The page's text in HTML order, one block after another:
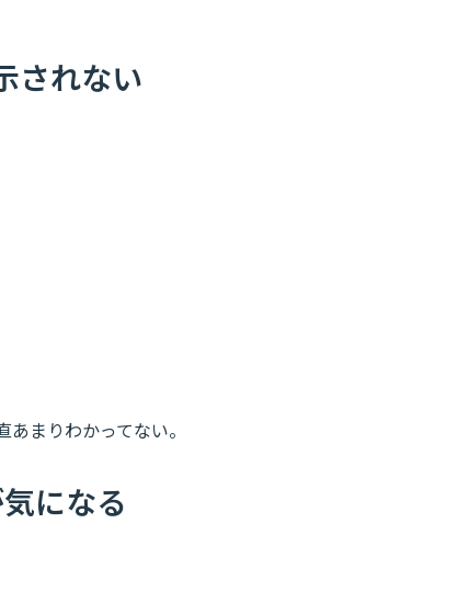
されない
まりわかってない。
になる